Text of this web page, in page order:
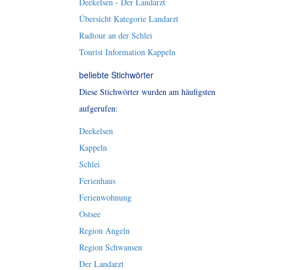
Übersicht Kategorie Landarzt
Radtour an der Schlei
Tourist Information Kappeln
beliebte Stichwörter
Diese Stichwörter wurden am häufigsten
aufgerufen:
Deekelsen
Kappeln
Schlei
Ferienhaus
Ferienwohnung
Ostsee
Region Angeln
Region Schwansen
Der Landarzt